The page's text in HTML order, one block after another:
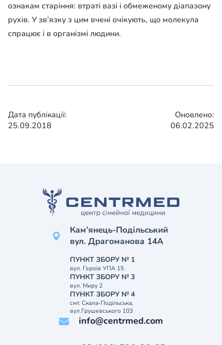
ознакам старіння: втраті вазі і обмеженому діапазону
рухів. У зв’язку з цим вчені очікують, що молекула
спрацює і в організмі людини.
Дата публікації:
25.09.2018
Оновлено:
06.02.2025
Кам’янець-Подільський
вул. Драгоманова 14А
ПУНКТ ЗБОРУ № 1
вул. Героїв УПА 15
ПУНКТ ЗБОРУ № 3
вул. Миру 2
ПУНКТ ЗБОРУ № 4
смт. Скала-Подільська,
вул.Грушевського 103
info@centrmed.com